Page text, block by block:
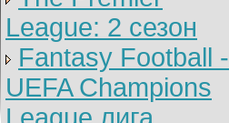
League: 2 cезон
Fantasy Football -
UEFA Champions